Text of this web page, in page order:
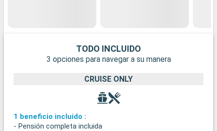
TODO INCLUIDO
3 opciones para navegar a su manera
CRUISE ONLY
1 beneficio incluido :
- Pensión completa incluida